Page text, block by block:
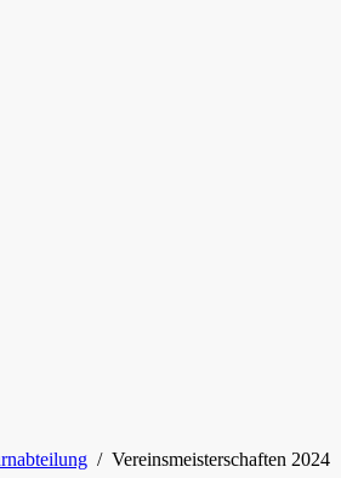
/ Vereinsmeisterschaften 2024